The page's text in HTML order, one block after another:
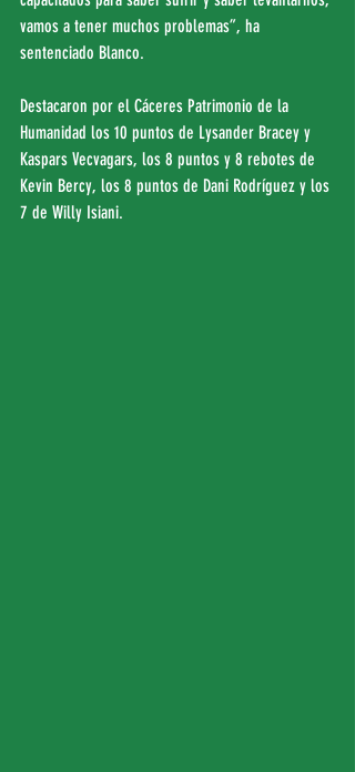
vamos a tener muchos problemas”, ha
sentenciado Blanco.
Destacaron por el Cáceres Patrimonio de la
Humanidad los 10 puntos de Lysander Bracey y
Kaspars Vecvagars, los 8 puntos y 8 rebotes de
Kevin Bercy, los 8 puntos de Dani Rodríguez y los
7 de Willy Isiani.